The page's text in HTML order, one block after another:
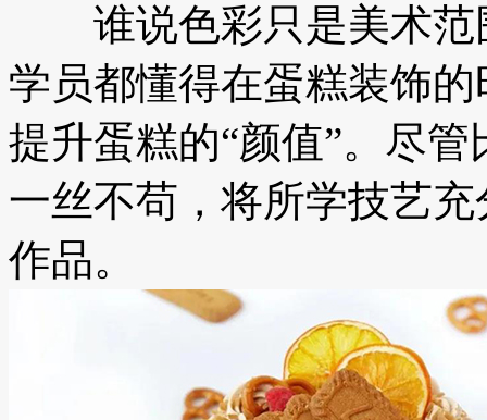
谁说色彩只是美术范
学员都懂得在蛋糕装饰
提升蛋糕的“颜值”。尽
一丝不苟，将所学技艺
作品。